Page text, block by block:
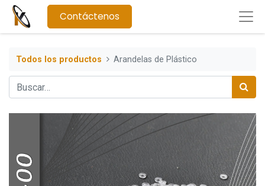
Contáctenos
Todos los productos Arandelas de Plástico